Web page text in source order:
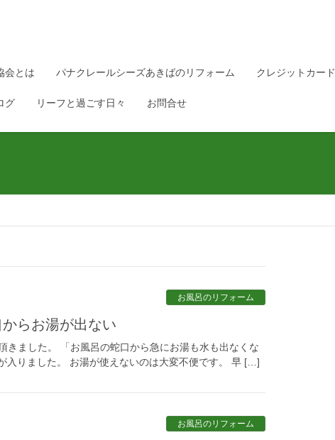
会とは パナクレールシーズあきばのリフォーム クレジットカード
グ リーフと過ごす日々 お問合せ
お風呂のリフォーム
からお湯が出ない
ました。 「お風呂の蛇口から急にお湯も水も出なくな
入りました。 お湯が使えないのは大変不便です。 早 […]
お風呂のリフォーム